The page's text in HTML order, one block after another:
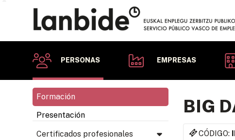
PERSONAS EMPRESAS
Formación
Presentación
Certificados profesionales
BIG
CÓDIGO: